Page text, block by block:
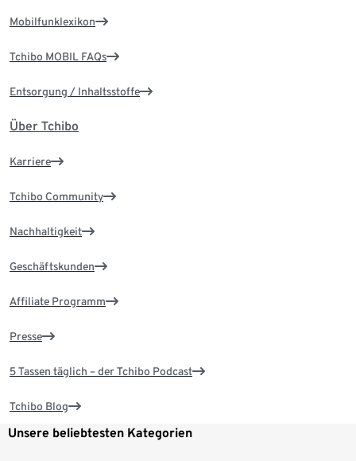
Mobilfunklexikon
Tchibo MOBIL FAQs
Entsorgung / Inhaltsstoffe
Über Tchibo
Karriere
Tchibo Community
Nachhaltigkeit
Geschäftskunden
Affiliate Programm
Presse
5 Tassen täglich – der Tchibo Podcast
Tchibo Blog
Unsere beliebtesten Kategorien